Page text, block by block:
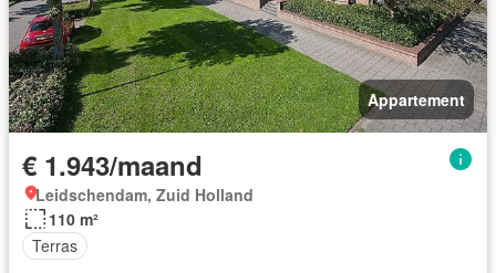
Appartement
€ 1.943/maand
Leidschendam, Zuid Holland
110 m²
Terras